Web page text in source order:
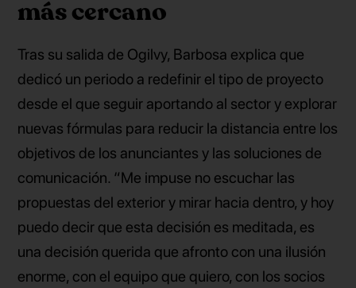
más cercano
Tras su salida de Ogilvy, Barbosa explica que
dedicó un periodo a redefinir el tipo de proyecto
desde el que seguir aportando al sector y explorar
nuevas fórmulas para reducir la distancia entre los
objetivos de los anunciantes y las soluciones de
comunicación. “Me impuse no escuchar las
propuestas del exterior y mirar hacia dentro, y hoy
puedo decir que esta decisión es meditada, es
una decisión querida que afronto con una ilusión
enorme, con el equipo que quiero, con los socios